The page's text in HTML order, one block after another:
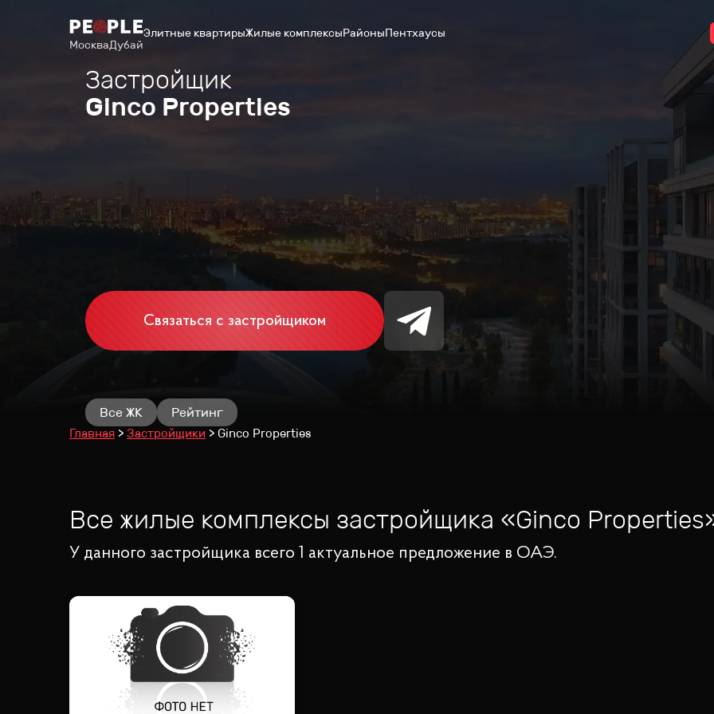
МоскваДубай
Элитные квартирыЖилые комплексыРайоныПентхаусы
Застройщик
Ginco Properties
Связаться с застройщиком
Все ЖК
Рейтинг
Главная
Застройщики Ginco Properties
Все жилые комплексы застройщика «Ginco Properties
У данного застройщика всего 1 актуальное предложение в ОАЭ.